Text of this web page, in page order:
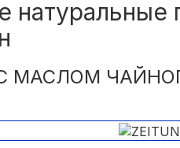
натуральные
С МАСЛОМ